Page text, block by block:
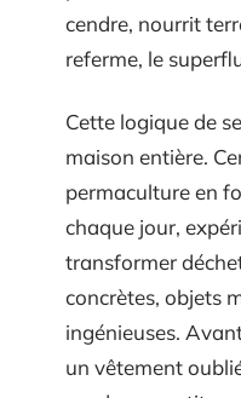
cendre, nourrit
referme, le
Cette logique de
maison entière.
permaculture en
chaque jour,
transformer
concrètes, objets
ingénieuses.
un vêtement